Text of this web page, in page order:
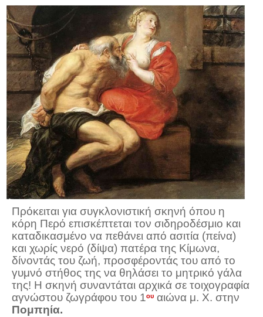
Πρόκειται για συγκλονιστική σκηνή όπου η
κόρη Περό επισκέπτεται τον σιδηροδέσμιο και
καταδικασμένο να πεθάνει από ασιτία (πείνα)
και χωρίς νερό (δίψα) πατέρα της Κίμωνα,
δίνοντάς του ζωή, προσφέροντάς του από το
γυμνό στήθος της να θηλάσει το μητρικό γάλα
της! Η σκηνή συναντάται αρχικά σε τοιχογραφία
αγνώστου ζωγράφου του 1ου αιώνα μ. Χ. στην
Πομπηία.